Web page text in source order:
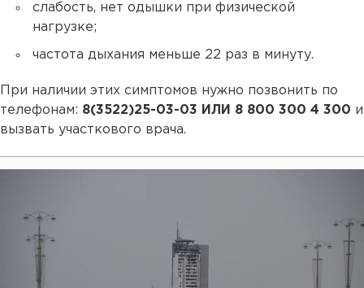
слабость, нет одышки при физической
нагрузке;
частота дыхания меньше 22 раз в минуту.
При наличии этих симптомов нужно позвонить по
телефонам: 8(3522)25-03-03 ИЛИ 8 800 300 4 300 и
вызвать участкового врача.